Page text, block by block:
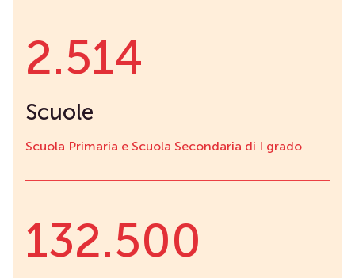
2.514
Scuole
Scuola Primaria e Scuola Secondaria di I grado
132.500